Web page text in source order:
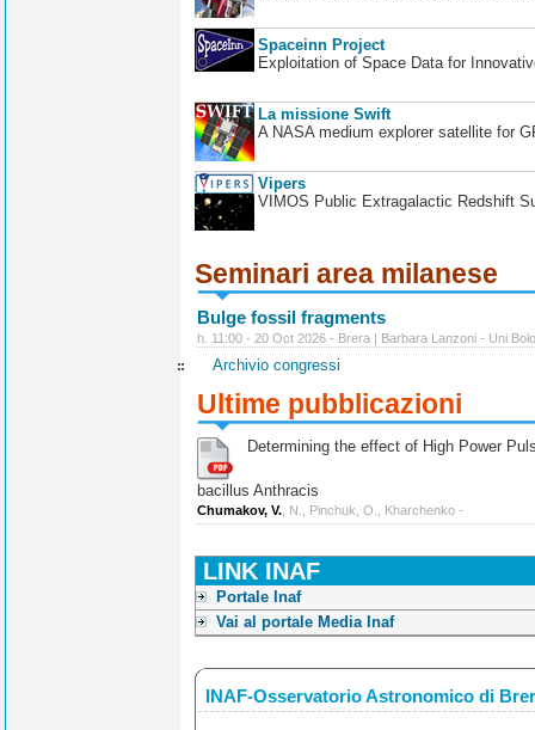
Spaceinn Project
Exploitation of Space Data for
La missione Swift
A NASA medium explorer satellite for
Vipers
VIMOS Public Extragalactic Redshift
Seminari area milanese
Bulge fossil fragments
h. 11:00 - 20 Oct 2026 - Brera | Barbara Lanzoni - Uni
Archivio congressi
Ultime pubblicazioni
Determining the effect of High Power
bacillus Anthracis
Chumakov, V. , N., Pinchuk, O., Kharchenko -
LINK INAF
Portale Inaf
Vai al portale Media Inaf
INAF-Osservatorio Astronomico di